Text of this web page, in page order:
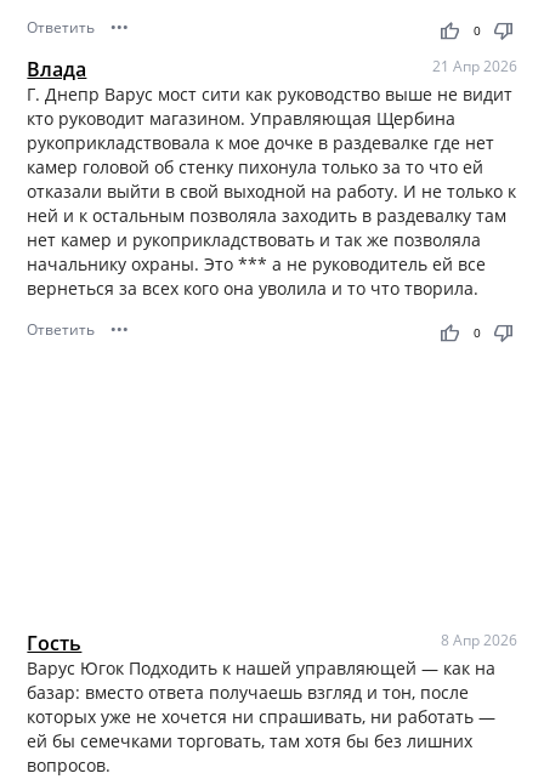
Ответить ••• thumb_up thumb_down
0
Влада 21 Апр 2026
Г. Днепр Варус мост сити как руководство выше не видит
кто руководит магазином. Управляющая Щербина
рукоприкладствовала к мое дочке в раздевалке где нет
камер головой об стенку пихонула только за то что ей
отказали выйти в свой выходной на работу. И не только к
ней и к остальным позволяла заходить в раздевалку там
нет камер и рукоприкладствовать и так же позволяла
начальнику охраны. Это *** а не руководитель ей все
вернеться за всех кого она уволила и то что творила.
Ответить ••• thumb_up thumb_down
0
Гость 8 Апр 2026
Варус Югок Подходить к нашей управляющей — как на
базар: вместо ответа получаешь взгляд и тон, после
которых уже не хочется ни спрашивать, ни работать —
ей бы семечками торговать, там хотя бы без лишних
вопросов.